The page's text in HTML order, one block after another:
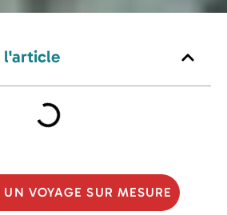
l'article
VOYAGE SUR MESURE